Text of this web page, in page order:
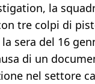
la
tre colpi di
sera del 16
di un
nel settore